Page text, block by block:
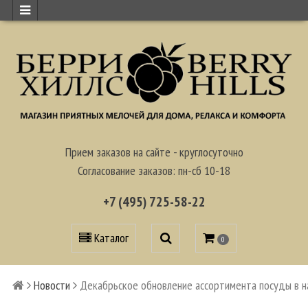
Прием заказов на сайте - круглосуточно
Согласование заказов: пн-сб 10-18
+7 (495) 725-58-22
Каталог 0
Новости Декабрьское обновление ассортимента посуды в